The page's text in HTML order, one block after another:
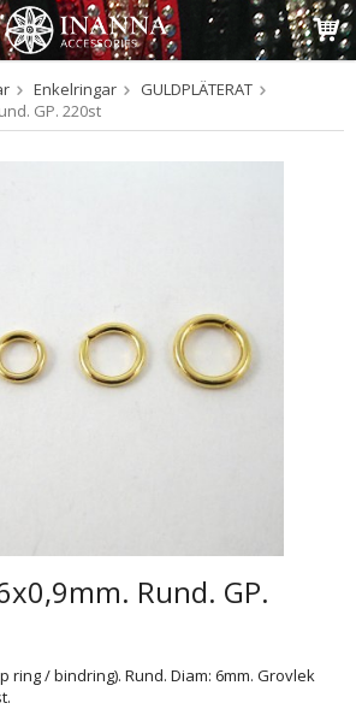
Produkten har blivit
tillagd i varukorgen
Enkelringar
GULDPLÄTERAT
GP. 220st
Rund. GP.
ring / bindring). Rund. Diam: 6mm. Grovlek